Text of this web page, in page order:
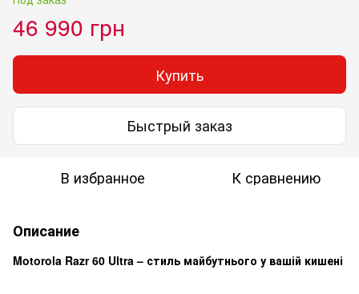
46 990 грн
Купить
Быстрый заказ
В избранное К сравнению
Описание
Motorola Razr 60 Ultra – стиль майбутнього у вашій кишені